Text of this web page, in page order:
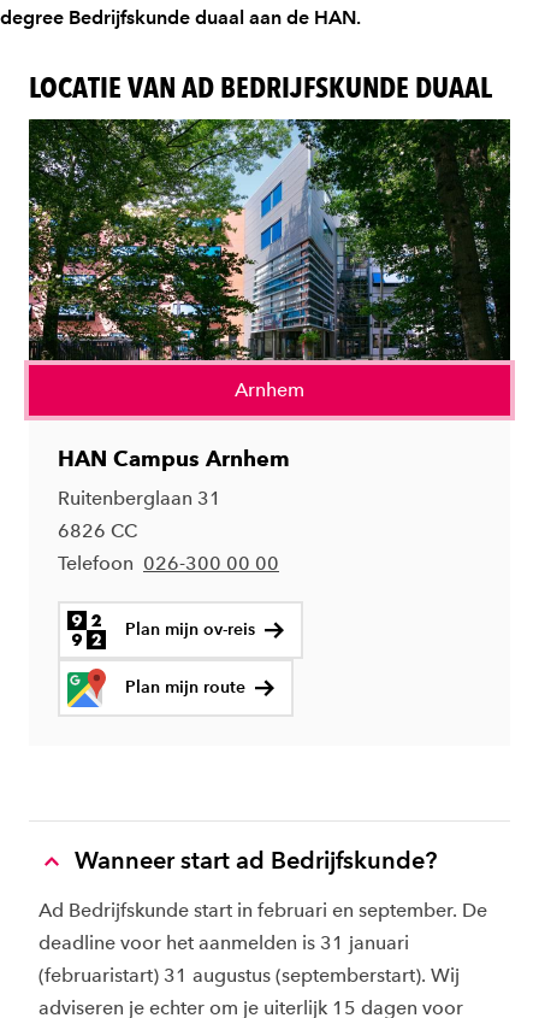
degree Bedrijfskunde duaal aan de HAN.
LOCATIE VAN AD BEDRIJFSKUNDE DUAAL
Arnhem
HAN Campus Arnhem
Ruitenberglaan 31
6826 CC
Telefoon 026-300 00 00
Plan mijn ov-reis
Plan mijn route
Wanneer start ad Bedrijfskunde?
Ad Bedrijfskunde start in februari en september. De
deadline voor het aanmelden is 31 januari
(februaristart) 31 augustus (septemberstart). Wij
adviseren je echter om je uiterlijk 15 dagen voor